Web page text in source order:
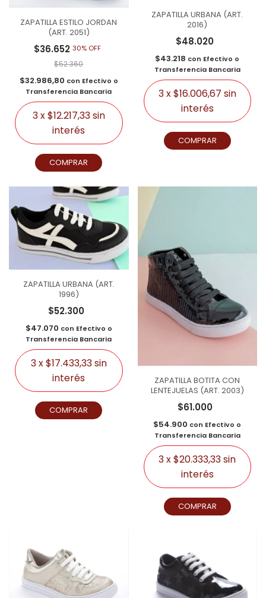
ZAPATILLA ESTILO JORDAN
(ART. 2051)
$36.65230% OFF
$52.360
$32.986,80 con Efectivo o
Transferencia Bancaria
3x$12.217,33sin
interés
COMPRAR
ZAPATILLA URBANA (ART.
2016)
$48.020
$43.218 con Efectivo o
Transferencia Bancaria
3x$16.006,67 sin
interés
COMPRAR
ZAPATILLA URBANA (ART.
1996)
$52.300
$47.070 con Efectivo o
Transferencia Bancaria
3x$17.433,33sin
interés
COMPRAR
ZAPATILLA BOTITA CON
LENTEJUELAS (ART. 2003)
$61.000
$54.900 con Efectivo o
Transferencia Bancaria
3x$20.333,33sin
interés
COMPRAR